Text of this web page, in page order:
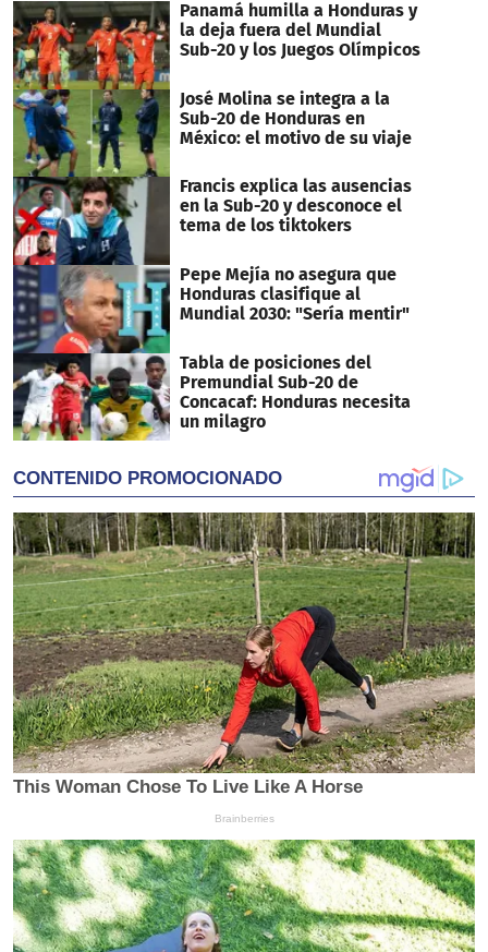
Panamá humilla a Honduras y
la deja fuera del Mundial
Sub-20 y los Juegos Olímpicos
José Molina se integra a la
Sub-20 de Honduras en
México: el motivo de su viaje
Francis explica las ausencias
en la Sub-20 y desconoce el
tema de los tiktokers
Pepe Mejía no asegura que
Honduras clasifique al
Mundial 2030: "Sería mentir"
Tabla de posiciones del
Premundial Sub-20 de
Concacaf: Honduras necesita
un milagro